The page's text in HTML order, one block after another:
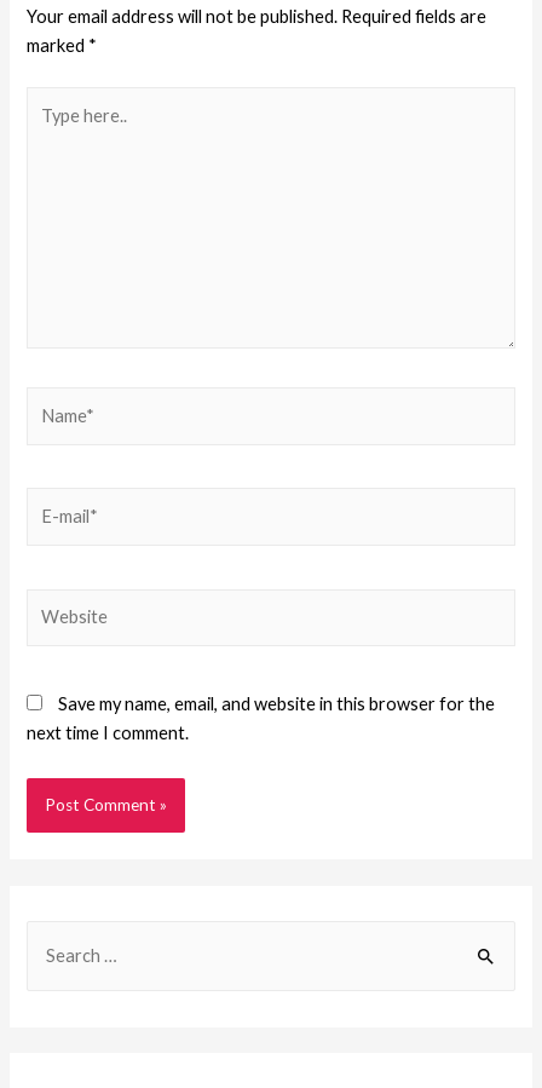
Your email address will not be published. Required fields are
marked *
Save my name, email, and website in this browser for the
next time I comment.